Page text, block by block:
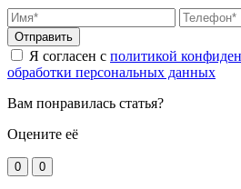
Отправить
Я согласен с политикой
обработки персональных данных
Вам понравилась статья?
Оцените её
0 0